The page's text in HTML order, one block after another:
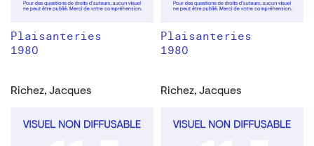
Plaisanteries
1980
Plaisanteries
1980
Richez, Jacques Richez, Jacques